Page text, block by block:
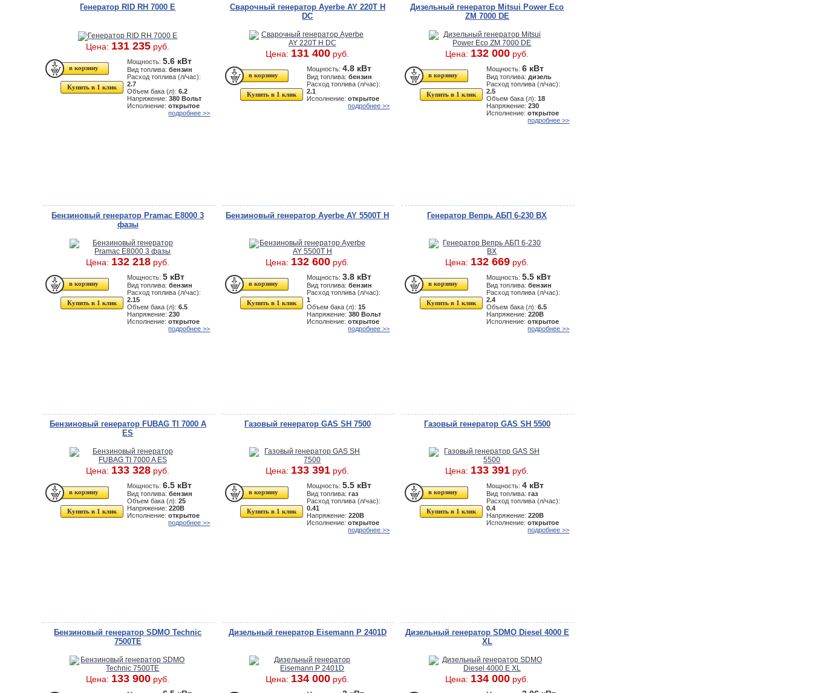
Генератор RID RH 7000 E
Цена: 131 235 руб.
Купить в 1 клик
Мощность:5.6 кВт
Вид топлива:бензин
Расход топлива (л/час):
2.7
Объем бака (л):6.2
Напряжение:380 Вольт
Исполнение:открытое
подробнее >>
Сварочный генератор Ayerbe AY 220T H
DC
Цена: 131 400 руб.
Купить в 1 клик
Мощность:4.8 кВт
Вид топлива:бензин
Расход топлива (л/час):
2.1
Исполнение:открытое
подробнее >>
Дизельный генератор Mitsui Power Eco
ZM 7000 DE
Цена: 132 000 руб.
Купить в 1 клик
Мощность:6 кВт
Вид топлива: дизель
Расход топлива (л/час):
2.5
Объем бака (л):18
Напряжение:230
Исполнение:открытое
подробнее >>
Бензиновый генератор Pramac E8000 3
фазы
Цена: 132 218 руб.
Купить в 1 клик
Мощность:5 кВт
Вид топлива:бензин
Расход топлива (л/час):
2.15
Объем бака (л):6.5
Напряжение:230
Исполнение:открытое
подробнее >>
Бензиновый генератор Ayerbe AY 5500T H
Цена: 132 600 руб.
Купить в 1 клик
Мощность:3.8 кВт
Вид топлива:бензин
Расход топлива (л/час):
1
Объем бака (л):15
Напряжение:380 Вольт
Исполнение:открытое
подробнее >>
Генератор Вепрь АБП 6-230 ВX
Цена: 132 669 руб.
Купить в 1 клик
Мощность:5.5 кВт
Вид топлива:бензин
Расход топлива (л/час):
2.4
Объем бака (л):6.5
Напряжение:220В
Исполнение:открытое
подробнее >>
Бензиновый генератор FUBAG TI 7000 A
ES
Цена: 133 328 руб.
Купить в 1 клик
Мощность:6.5 кВт
Вид топлива:бензин
Объем бака (л):25
Напряжение:220В
Исполнение:открытое
подробнее >>
Газовый генератор GAS SH 7500
Цена: 133 391 руб.
Купить в 1 клик
Мощность:5.5 кВт
Вид топлива:газ
Расход топлива (л/час):
0.41
Напряжение:220В
Исполнение:открытое
подробнее >>
Газовый генератор GAS SH 5500
Цена: 133 391 руб.
Купить в 1 клик
Мощность:4 кВт
Вид топлива:газ
Расход топлива (л/час):
0.4
Напряжение:220В
Исполнение:открытое
подробнее >>
Бензиновый генератор SDMO Technic
7500TE
Цена: 133 900 руб.
Дизельный генератор Eisemann P 2401D
Цена: 134 000 руб.
Дизельный генератор SDMO Diesel 4000 E
XL
Цена: 134 000 руб.